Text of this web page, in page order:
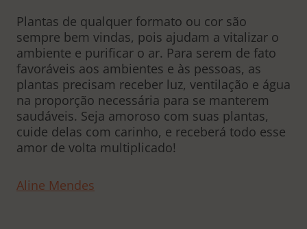
Plantas de qualquer formato ou cor são
sempre bem vindas, pois ajudam a vitalizar o
ambiente e purificar o ar. Para serem de fato
favoráveis aos ambientes e às pessoas, as
plantas precisam receber luz, ventilação e água
na proporção necessária para se manterem
saudáveis. Seja amoroso com suas plantas,
cuide delas com carinho, e receberá todo esse
amor de volta multiplicado!
Aline Mendes